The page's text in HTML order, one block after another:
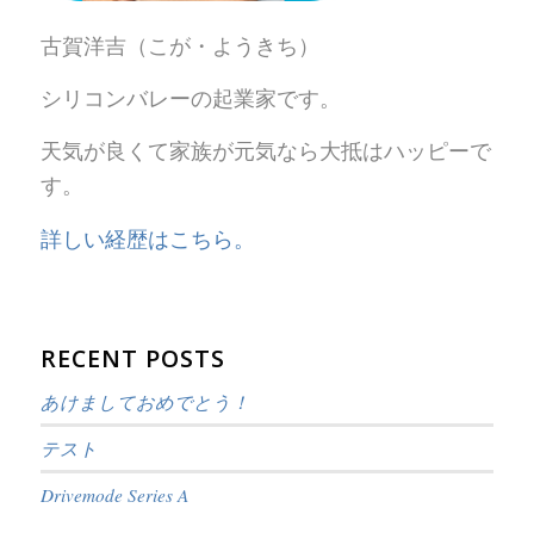
古賀洋吉（こが・ようきち）
シリコンバレーの起業家です。
天気が良くて家族が元気なら大抵はハッピーで
す。
詳しい経歴はこちら。
RECENT POSTS
あけましておめでとう！
テスト
Drivemode Series A